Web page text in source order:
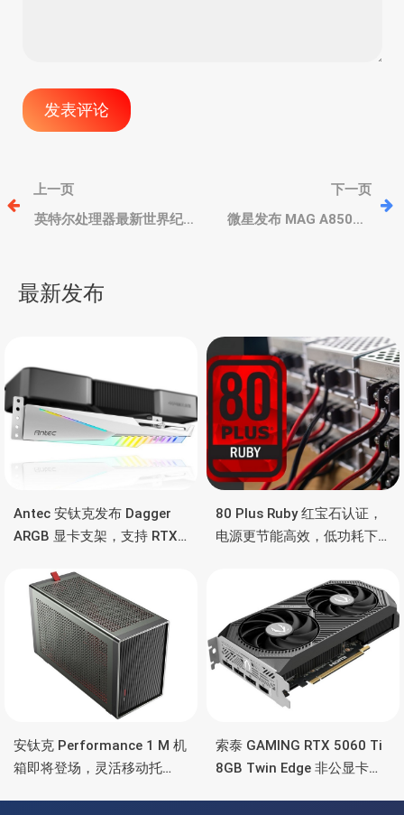
文
章
航
上一页
英特尔处理器最新世界纪
Apex Encore主板液氮超
频实现
下一页
微星发布 MAG A850GL
最新发布
Antec 安钛克发布 Dagger
ARGB 显卡支架，支持 RTX
彩灯效
80 Plus Ruby 红宝石认证，
电源更节能高效，低功耗下
安钛克 Performance 1 M 机
箱即将登场，灵活移动托
索泰 GAMING RTX 5060 Ti
8GB Twin Edge 非公显卡，